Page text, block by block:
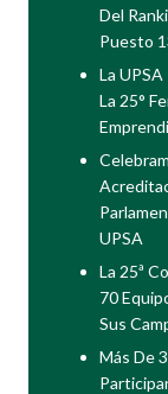
Del
Puesto
La
La 25°
UPSA
La 25ª
70
Sus
Más De